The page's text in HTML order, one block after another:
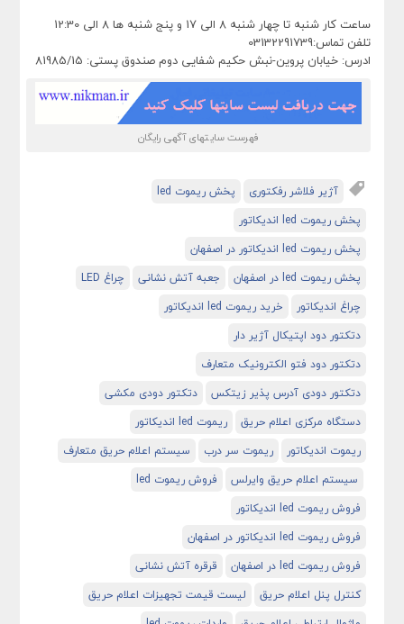
ساعت کار شنبه تا چهار شنبه 8 الی 17 و پنج شنبه ها 8 الی 12:30
تلفن تماس:03132291739
ادرس: خیابان پروین-نبش حکیم شفایی دوم صندوق پستی: 81985/15
فهرست سایتهای آگهی رایگان
آژیر فلاشر رفکتوری
پخش ریموت led
پخش ریموت led اندیکاتور
پخش ریموت led اندیکاتور در اصفهان
پخش ریموت led در اصفهان
جعبه آتش نشانی
چراغ LED
چراغ اندیکاتور
خرید ریموت led اندیکاتور
دتکتور دود اپتیکال آژیر دار
دتکتور دود فتو الکترونیک متعارف
دتکتور دودی آدرس پذیر زیتکس
دتکتور دودی مکشی
دستگاه مرکزی اعلام حریق
ریموت led اندیکاتور
ریموت اندیکاتور
ریموت سر درب
سیستم اعلام حریق متعارف
سیستم اعلام حریق وایرلس
فروش ریموت led
فروش ریموت led اندیکاتور
فروش ریموت led اندیکاتور در اصفهان
فروش ریموت led در اصفهان
قرقره آتش نشانی
کنترل پنل اعلام حریق
لیست قیمت تجهیزات اعلام حریق